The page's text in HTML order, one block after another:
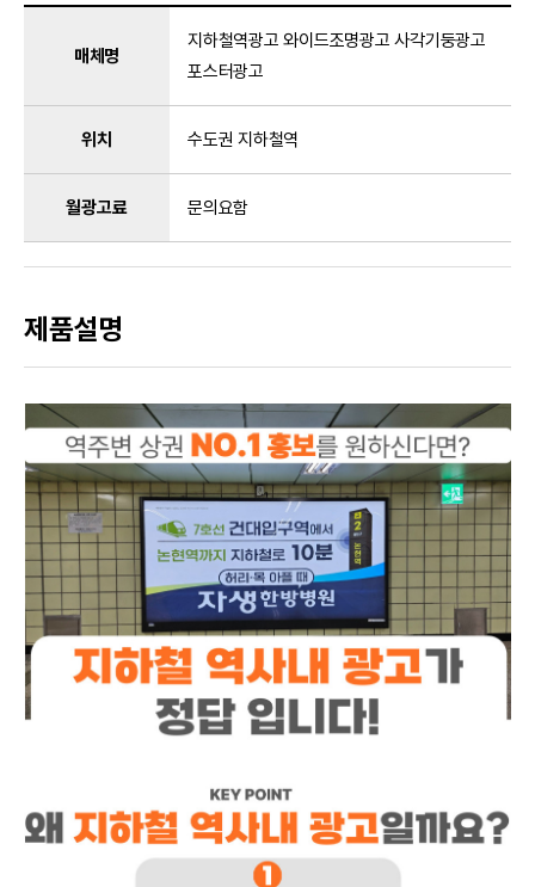
매체명
지하철역광고 와이드조명광고 사각기둥광고
포스터광고
위치 수도권 지하철역
월광고료 문의요함
제품설명